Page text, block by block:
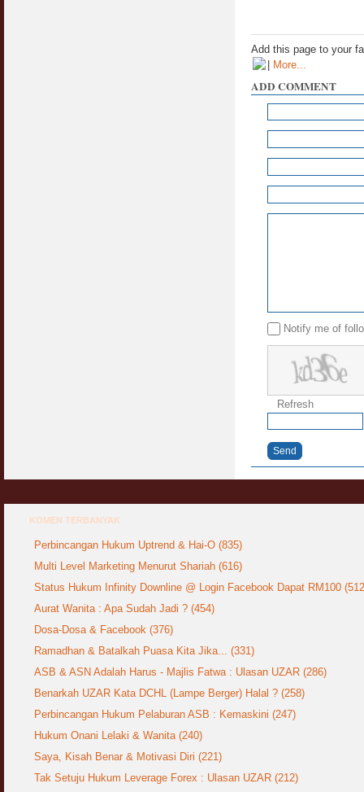
Add this page to your
| More...
ADD COMMENT
Notify me of
Refresh
Send
KOMEN TERBANYAK
Perbincangan Hukum Uptrend & Hai-O (835)
Multi Level Marketing Menurut Shariah (616)
Status Hukum Infinity Downline @ Login Facebook Dapat RM100
Aurat Wanita : Apa Sudah Jadi ? (454)
Dosa-Dosa & Facebook (376)
Ramadhan & Batalkah Puasa Kita Jika... (331)
ASB & ASN Adalah Harus - Majlis Fatwa : Ulasan UZAR (286)
Benarkah UZAR Kata DCHL (Lampe Berger) Halal ? (258)
Perbincangan Hukum Pelaburan ASB : Kemaskini (247)
Hukum Onani Lelaki & Wanita (240)
Saya, Kisah Benar & Motivasi Diri (221)
Tak Setuju Hukum Leverage Forex : Ulasan UZAR (212)